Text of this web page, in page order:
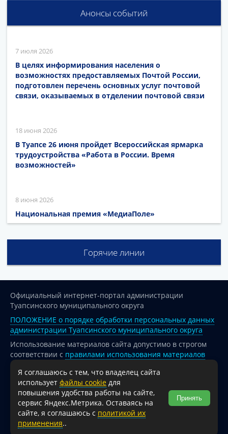
Анонсы событий
7 июля 2026
В целях информирования населения о
возможностях предоставляемых Почтой России,
подготовлен перечень основных услуг почтовой
связи, оказываемых в отделении почтовой связи
18 июня 2026
В Туапсе 26 июня пройдет Всероссийская ярмарка
трудоустройства «Работа в России. Время
возможностей»
8 июня 2026
Национальная премия «МедиаПоле»
Горячие линии
Официальный интернет-портал администрации
Туапсинского муниципального округа
ПОЛОЖЕНИЕ о порядке обработки персональных данных
администрации Туапсинского муниципального округа
Использование материалов сайта допустимо в строгом
соответствии с правилами использования материалов
опубликованных на сайте
При перепечатке и использовании информации ссылка
на источник обязательна.
Для сайтов и страниц сети Интернет обязательна
активная гиперссылка на официальный интернет-портал
администрации Туапсинского муниципального округа.
Я соглашаюсь с тем, что владелец сайта
использует файлы cookie для
повышения удобства работы на сайте,
сервис Яндекс.Метрика. Оставаясь на
сайте, я соглашаюсь с политикой их
применения..
Принять